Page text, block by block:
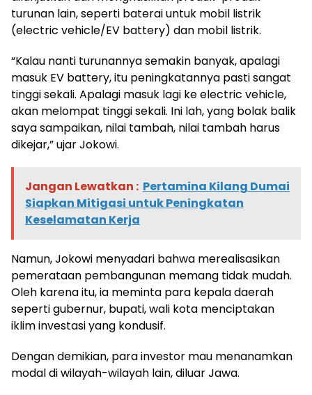
turunan lain, seperti baterai untuk mobil listrik
(electric vehicle/EV battery) dan mobil listrik.
“Kalau nanti turunannya semakin banyak, apalagi
masuk EV battery, itu peningkatannya pasti sangat
tinggi sekali. Apalagi masuk lagi ke electric vehicle,
akan melompat tinggi sekali. Ini lah, yang bolak balik
saya sampaikan, nilai tambah, nilai tambah harus
dikejar,” ujar Jokowi.
Jangan Lewatkan : Pertamina Kilang Dumai
Siapkan Mitigasi untuk Peningkatan
Keselamatan Kerja
Namun, Jokowi menyadari bahwa merealisasikan
pemerataan pembangunan memang tidak mudah.
Oleh karena itu, ia meminta para kepala daerah
seperti gubernur, bupati, wali kota menciptakan
iklim investasi yang kondusif.
Dengan demikian, para investor mau menanamkan
modal di wilayah-wilayah lain, diluar Jawa.